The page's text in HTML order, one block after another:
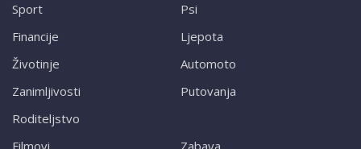
Sport
Financije
Životinje
Zanimljivosti
Roditeljstvo
Psi
Ljepota
Automoto
Putovanja
Filmovi Zabava